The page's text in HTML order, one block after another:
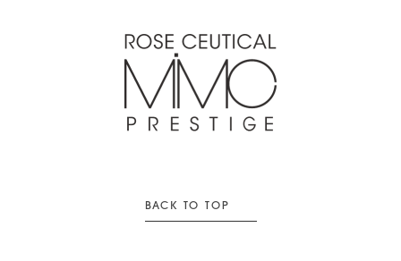
BACK TO TOP